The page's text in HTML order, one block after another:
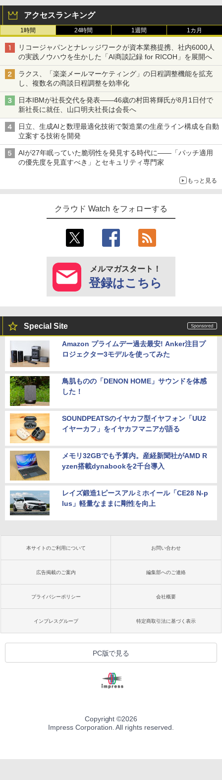
アクセスランキング
1時間 24時間 1週間 1カ月
リコージャパンとナレッジワークが資本業務提携、社内6000人
の実践ノウハウを生かした「AI商談記録 for RICOH」を展開へ
ラクス、「楽楽メールマーケティング」の日程調整機能を拡充
し、複数名の商談日程調整を効率化
日本IBMが社長交代を発表――46歳の村田将輝氏が8月1日付で
新社長に就任、山口明夫社長は会長へ
日立、生成AIと数理最適化技術で製造業の生産ライン構成を自動
立案する技術を開発
AIが27年眠っていた脆弱性を発見する時代に――「パッチ適用
の優先度を見直すべき」とセキュリティ専門家
もっと見る
クラウド Watch をフォローする
メルマガスタート！
登録はこちら
Special Site
Amazon プライムデー過去最安! Anker注目プ
ロジェクター3モデルを使ってみた
鳥肌ものの「DENON HOME」サウンドを体感
した！
SOUNDPEATSのイヤカフ型イヤフォン「UU2
イヤーカフ」をイヤカフマニアが語る
メモリ32GBでも予算内。産経新聞社がAMD R
yzen搭載dynabookを2千台導入
レイズ鍛造1ピースアルミホイール「CE28 N-p
lus」軽量なままに剛性を向上
本サイトのご利用について お問い合わせ
広告掲載のご案内 編集部へのご連絡
プライバシーポリシー 会社概要
インプレスグループ 特定商取引法に基づく表示
PC版で見る
Copyright ©2026
Impress Corporation. All rights reserved.